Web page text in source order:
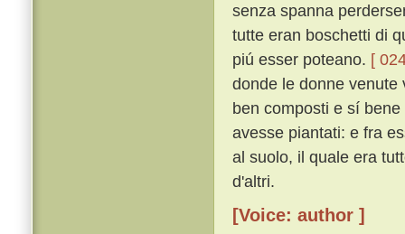
senza spanna
tutte eran boschetti di
piú esser poteano. [
donde le donne venute
ben composti e sí
avesse piantati: e fra
al suolo, il quale era
d'altri.
[Voice: author ]